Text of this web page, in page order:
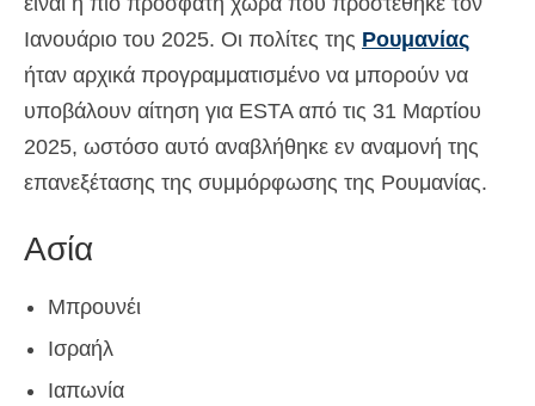
Español (Ισπανικά)
Svenska(Σουηδικά)
Ιανουάριο του 2025. Οι πολίτες της Ρουμανίας
ήταν αρχικά προγραμματισμένο να μπορούν να
υποβάλουν αίτηση για ESTA από τις 31 Μαρτίου
2025, ωστόσο αυτό αναβλήθηκε εν αναμονή της
επανεξέτασης της συμμόρφωσης της Ρουμανίας.
Ασία
Μπρουνέι
Ισραήλ
Ιαπωνία